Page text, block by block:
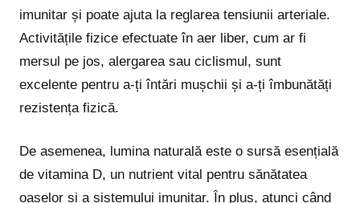
imunitar și poate ajuta la reglarea tensiunii arteriale.
Activitățile fizice efectuate în aer liber, cum ar fi
mersul pe jos, alergarea sau ciclismul, sunt
excelente pentru a-ți întări mușchii și a-ți îmbunătăți
rezistența fizică.
De asemenea, lumina naturală este o sursă esențială
de vitamina D, un nutrient vital pentru sănătatea
oaselor și a sistemului imunitar. În plus, atunci când